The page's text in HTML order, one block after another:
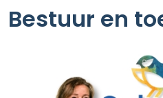
Bestuur en